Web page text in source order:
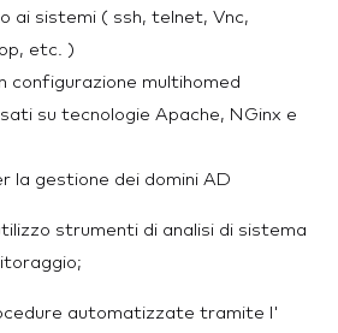
ai sistemi ( ssh, telnet, Vnc,
etc. )
configurazione multihomed
su tecnologie Apache, NGinx e
la gestione dei domini AD
strumenti di analisi di sistema
automatizzate tramite l'